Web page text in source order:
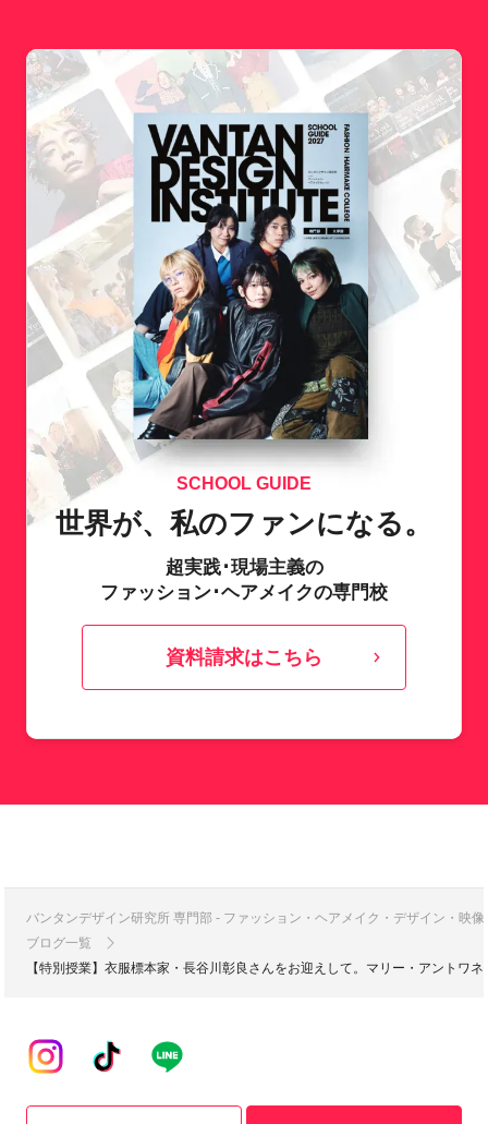
SCHOOL GUIDE
世界が、私のファンになる。
超実践･現場主義の
ファッション･ヘアメイクの専門校
資料請求はこちら
バンタンデザイン研究所 専門部 - ファッション・ヘアメイク・デザイン・映
ブログ一覧
【特別授業】衣服標本家・長谷川彰良さんをお迎えして。マリー・アントワ